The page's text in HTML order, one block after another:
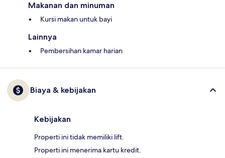
Makanan dan minuman
Kursi makan untuk bayi
Lainnya
Pembersihan kamar harian
Biaya & kebijakan
Kebijakan
Properti ini tidak memiliki lift.
Properti ini menerima kartu kredit.